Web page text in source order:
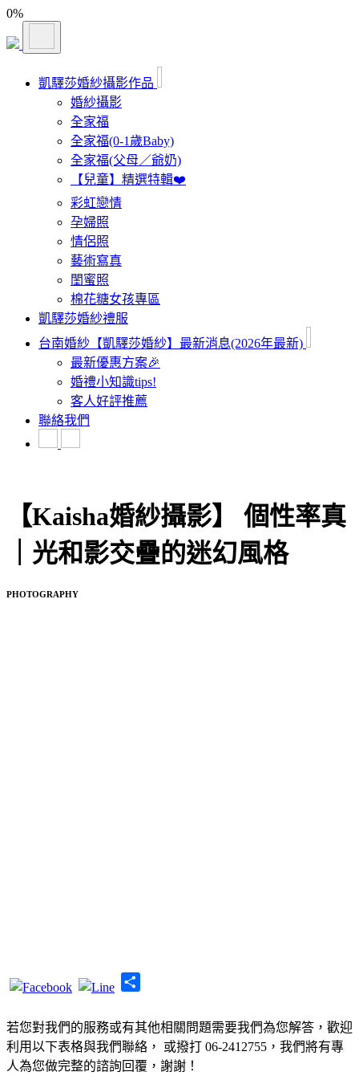
0%
凱驛莎婚紗攝影作品
婚紗攝影
全家福
全家福(0-1歲Baby)
全家福(父母／爺奶)
【兒童】精選特輯❤️
彩虹戀情
孕婦照
情侶照
藝術寫真
閨蜜照
棉花糖女孩專區
凱驛莎婚紗禮服
台南婚紗【凱驛莎婚紗】最新消息(2026年最新)
最新優惠方案🎉
婚禮小知識tips!
客人好評推薦
聯絡我們
【Kaisha婚紗攝影】 個性率真
｜光和影交疊的迷幻風格
PHOTOGRAPHY
若您對我們的服務或有其他相關問題需要我們為您解答，歡迎
利用以下表格與我們聯絡， 或撥打 06-2412755，我們將有專
人為您做完整的諮詢回覆，謝謝！